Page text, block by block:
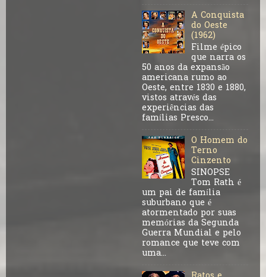
A Conquista
do Oeste
(1962)
Filme épico
que narra os
50 anos da expansão
americana rumo ao
Oeste, entre 1830 e 1880,
vistos através das
experiências das
famílias Presco...
O Homem do
Terno
Cinzento
SINOPSE
Tom Rath é
um pai de família
suburbano que é
atormentado por suas
memórias da Segunda
Guerra Mundial e pelo
romance que teve com
uma...